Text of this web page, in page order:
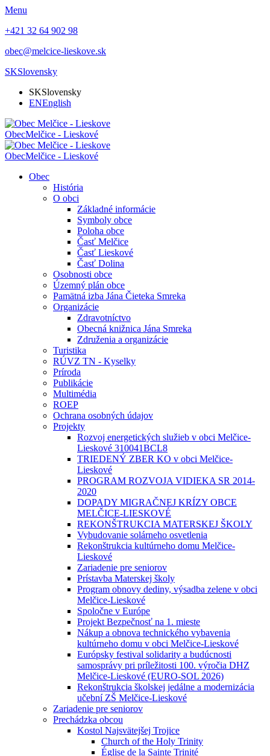
Menu
+421 32 64 902 98
obec@melcice-lieskove.sk
SKSlovensky
SKSlovensky
ENEnglish
ObecMelčice - Lieskové
ObecMelčice - Lieskové
Obec
História
O obci
Základné informácie
Symboly obce
Poloha obce
Časť Melčice
Časť Lieskové
Časť Dolina
Osobnosti obce
Územný plán obce
Pamätná izba Jána Čieteka Smreka
Organizácie
Zdravotníctvo
Obecná knižnica Jána Smreka
Združenia a organizácie
Turistika
RÚVZ TN - Kyselky
Príroda
Publikácie
Multimédia
ROEP
Ochrana osobných údajov
Projekty
Rozvoj energetických služieb v obci Melčice-
Lieskové 310041BCL8
TRIEDENÝ ZBER KO v obci Melčice-
Lieskové
PROGRAM ROZVOJA VIDIEKA SR 2014-
2020
DOPADY MIGRAČNEJ KRÍZY OBCE
MELČICE-LIESKOVÉ
REKONŠTRUKCIA MATERSKEJ ŠKOLY
Vybudovanie solárneho osvetlenia
Rekonštrukcia kultúrneho domu Melčice-
Lieskové
Zariadenie pre seniorov
Prístavba Materskej školy
Program obnovy dediny, výsadba zelene v obci
Melčice-Lieskové
Spoločne v Európe
Projekt Bezpečnosť na 1. mieste
Nákup a obnova technického vybavenia
kultúrneho domu v obci Melčice-Lieskové
Európsky festival solidarity a budúcnosti
samosprávy pri príležitosti 100. výročia DHZ
Melčice-Lieskové (EURO-SOL 2026)
Rekonštrukcia školskej jedálne a modernizácia
učební ZŠ Melčice-Lieskové
Zariadenie pre seniorov
Prechádzka obcou
Kostol Najsvätejšej Trojice
Church of the Holy Trinity
Église de la Sainte Trinité